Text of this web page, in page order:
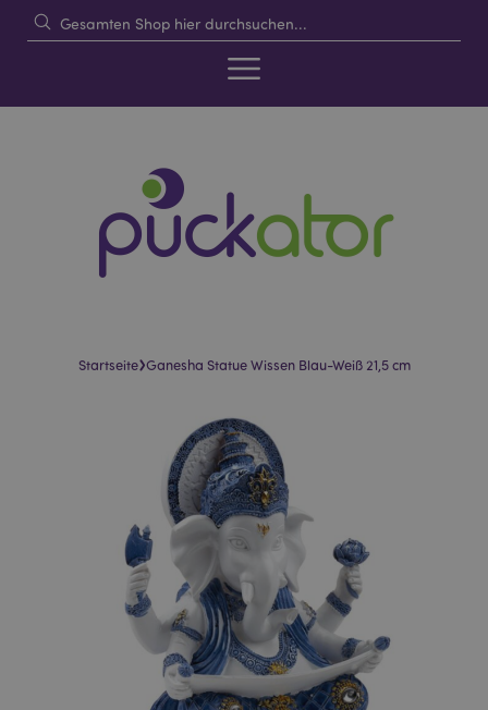
Startseite›Ganesha Statue Wissen Blau-Weiß 21,5 cm